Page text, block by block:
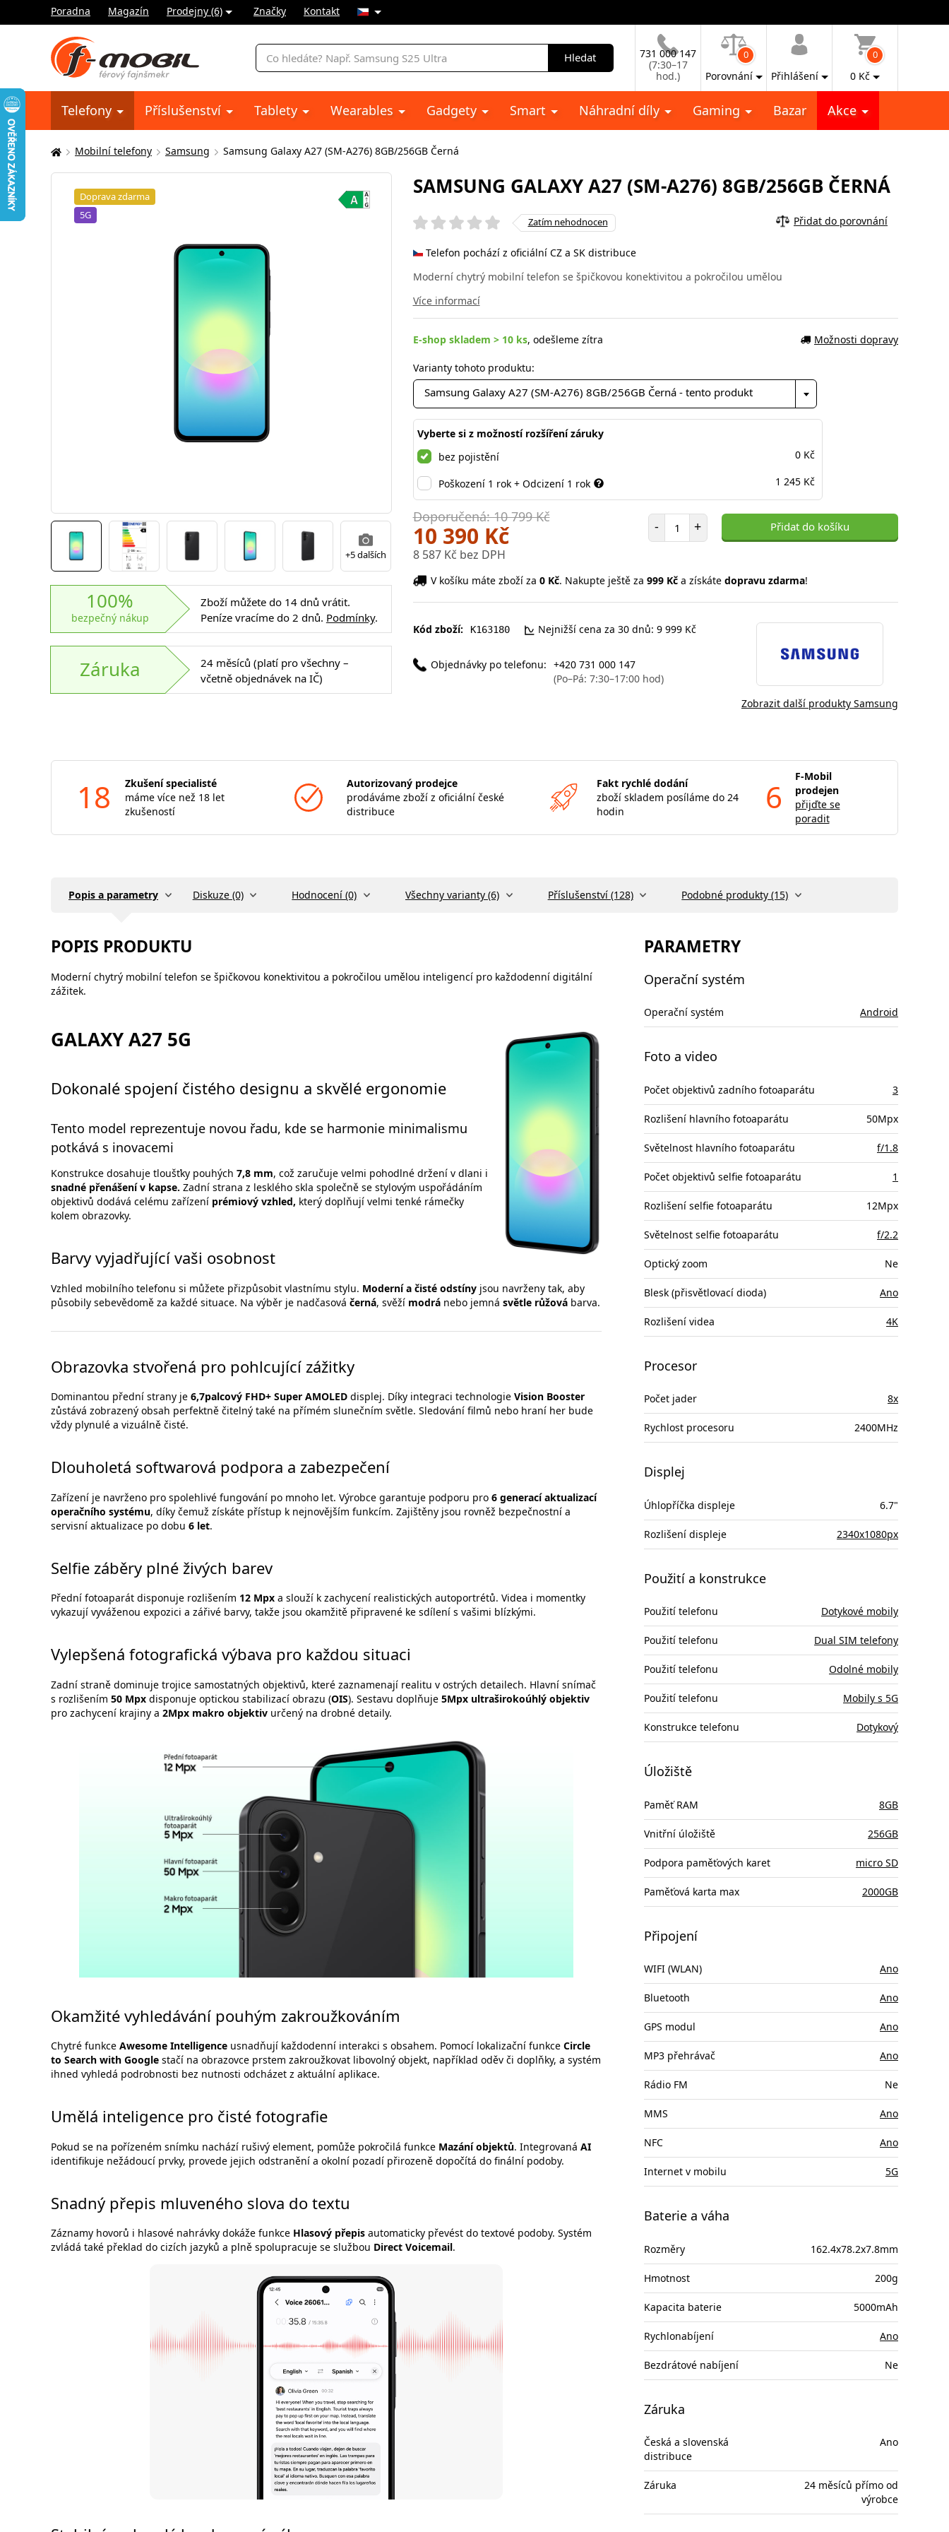
Poradna Magazín Prodejny (6) Značky Kontakt
Vyhledávání
Hledat
731 000 147
(7:30–17
hod.)
0
Porovnání Přihlášení
0
0 Kč
Telefony Příslušenství Tablety Wearables Gadgety Smart Náhradní díly Gaming Bazar Akce
Zde
se
Mobilní telefony Samsung Samsung Galaxy A27 (SM-A276) 8GB/256GB Černá
Doprava zdarma
5G
+5 dalších
100%
bezpečný nákup
Zboží můžete do 14 dnů vrátit.
Peníze vracíme do 2 dnů. Podmínky.
Záruka
24 měsíců (platí pro všechny –
včetně objednávek na IČ)
SAMSUNG GALAXY A27 (SM-A276) 8GB/256GB ČERNÁ
Zatím nehodnocen Přidat do porovnání
Telefon pochází z oficiální CZ a SK distribuce
Moderní chytrý mobilní telefon se špičkovou konektivitou a pokročilou umělou
Více informací
E-shop skladem > 10 ks, odešleme zítra Možnosti dopravy
Varianty tohoto produktu:
Samsung Galaxy A27 (SM-A276) 8GB/256GB Černá - tento produkt
Vyberte si z možností rozšíření záruky
bez pojistění
0 Kč
Poškození 1 rok + Odcizení 1 rok 1 245 Kč
Doporučená: 10 799 Kč
10 390 Kč
8 587 Kč bez DPH
- Počet položek
+ Přidat do košíku
V košíku máte zboží za 0 Kč. Nakupte ještě za 999 Kča získáte dopravu zdarma!
Kód zboží: K163180 Nejnižší cena za 30 dnů: 9 999 Kč
Objednávky po telefonu: +420 731 000 147
(Po–Pá: 7:30–17:00 hod)
Zobrazit další produkty Samsung
18
Zkušení specialisté
máme více než 18 let
zkušeností
Autorizovaný prodejce
prodáváme zboží z oficiální české
distribuce
Fakt rychlé dodání
zboží skladem posíláme do 24
hodin
6
F-Mobil
prodejen
přijďte se
poradit
Popis a parametry Diskuze (0) Hodnocení (0) Všechny varianty (6) Příslušenství (128) Podobné produkty (15)
POPIS PRODUKTU
Moderní chytrý mobilní telefon se špičkovou konektivitou a pokročilou umělou inteligencí pro každodenní digitální
zážitek.
GALAXY A27 5G
Dokonalé spojení čistého designu a skvělé ergonomie
Tento model reprezentuje novou řadu, kde se harmonie minimalismu
potkává s inovacemi
Konstrukce dosahuje tloušťky pouhých 7,8 mm, což zaručuje velmi pohodlné držení v dlani i
snadné přenášení v kapse. Zadní strana z lesklého skla společně se stylovým uspořádáním
objektivů dodává celému zařízení prémiový vzhled, který doplňují velmi tenké rámečky
kolem obrazovky.
Barvy vyjadřující vaši osobnost
Vzhled mobilního telefonu si můžete přizpůsobit vlastnímu stylu. Moderní a čisté odstíny jsou navrženy tak, aby
působily sebevědomě za každé situace. Na výběr je nadčasová černá, svěží modrá nebo jemná světle růžová barva.
Obrazovka stvořená pro pohlcující zážitky
Dominantou přední strany je 6,7palcový FHD+ Super AMOLED displej. Díky integraci technologie Vision Booster
zůstává zobrazený obsah perfektně čitelný také na přímém slunečním světle. Sledování filmů nebo hraní her bude
vždy plynulé a vizuálně čisté.
Dlouholetá softwarová podpora a zabezpečení
Zařízení je navrženo pro spolehlivé fungování po mnoho let. Výrobce garantuje podporu pro 6 generací aktualizací
operačního systému, díky čemuž získáte přístup k nejnovějším funkcím. Zajištěny jsou rovněž bezpečnostní a
servisní aktualizace po dobu 6 let.
Selfie záběry plné živých barev
Přední fotoaparát disponuje rozlišením 12 Mpx a slouží k zachycení realistických autoportrétů. Videa i momentky
vykazují vyváženou expozici a zářivé barvy, takže jsou okamžitě připravené ke sdílení s vašimi blízkými.
Vylepšená fotografická výbava pro každou situaci
Zadní straně dominuje trojice samostatných objektivů, které zaznamenají realitu v ostrých detailech. Hlavní snímač
s rozlišením 50 Mpx disponuje optickou stabilizací obrazu (OIS). Sestavu doplňuje 5Mpx ultraširokoúhlý objektiv
pro zachycení krajiny a 2Mpx makro objektiv určený na drobné detaily.
Okamžité vyhledávání pouhým zakroužkováním
Chytré funkce Awesome Intelligence usnadňují každodenní interakci s obsahem. Pomocí lokalizační funkce Circle
to Search with Google stačí na obrazovce prstem zakroužkovat libovolný objekt, například oděv či doplňky, a systém
ihned vyhledá podrobnosti bez nutnosti odcházet z aktuální aplikace.
Umělá inteligence pro čisté fotografie
Pokud se na pořízeném snímku nachází rušivý element, pomůže pokročilá funkce Mazání objektů. Integrovaná AI
identifikuje nežádoucí prvky, provede jejich odstranění a okolní pozadí přirozeně dopočítá do finální podoby.
Snadný přepis mluveného slova do textu
Záznamy hovorů i hlasové nahrávky dokáže funkce Hlasový přepis automaticky převést do textové podoby. Systém
zvládá také překlad do cizích jazyků a plně spolupracuje se službou Direct Voicemail.
PARAMETRY
Operační systém
Operační systém Android
Foto a video
Počet objektivů zadního fotoaparátu 3
Rozlišení hlavního fotoaparátu 50Mpx
Světelnost hlavního fotoaparátu f/1.8
Počet objektivů selfie fotoaparátu 1
Rozlišení selfie fotoaparátu 12Mpx
Světelnost selfie fotoaparátu f/2.2
Optický zoom Ne
Blesk (přisvětlovací dioda) Ano
Rozlišení videa 4K
Procesor
Počet jader 8x
Rychlost procesoru 2400MHz
Displej
Úhlopříčka displeje 6.7"
Rozlišení displeje 2340x1080px
Použití a konstrukce
Použití telefonu Dotykové mobily
Použití telefonu Dual SIM telefony
Použití telefonu Odolné mobily
Použití telefonu Mobily s 5G
Konstrukce telefonu Dotykový
Úložiště
Paměť RAM 8GB
Vnitřní úložiště 256GB
Podpora paměťových karet micro SD
Paměťová karta max 2000GB
Připojení
WIFI (WLAN) Ano
Bluetooth Ano
GPS modul Ano
MP3 přehrávač Ano
Rádio FM Ne
MMS Ano
NFC Ano
Internet v mobilu 5G
Baterie a váha
Rozměry 162.4x78.2x7.8mm
Hmotnost 200g
Kapacita baterie 5000mAh
Rychlonabíjení Ano
Bezdrátové nabíjení Ne
Záruka
Česká a slovenská
distribuce
Ano
Záruka
24 měsíců přímo od
výrobce